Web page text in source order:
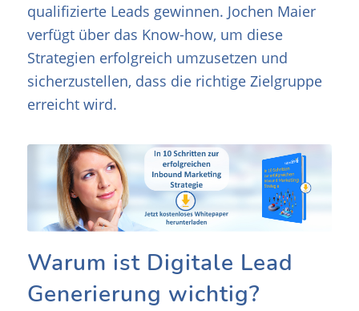
qualifizierte Leads gewinnen. Jochen Maier
verfügt über das Know-how, um diese
Strategien erfolgreich umzusetzen und
sicherzustellen, dass die richtige Zielgruppe
erreicht wird.
Warum ist Digitale Lead
Generierung wichtig?